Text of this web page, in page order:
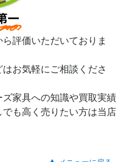
評価いただいておりま
お気軽にご相談くださ
家具への知識や買取実績
も高く売りたい方は当店